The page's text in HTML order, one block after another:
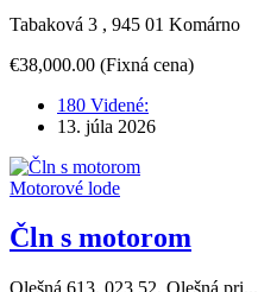
Tabaková 3 , 945 01 Komárno
€38,000.00 (Fixná cena)
180 Videné:
13. júla 2026
Motorové lode
Čln s motorom